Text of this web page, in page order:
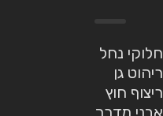
חלוקי נחל
ריהוט גן
ריצוף חוץ